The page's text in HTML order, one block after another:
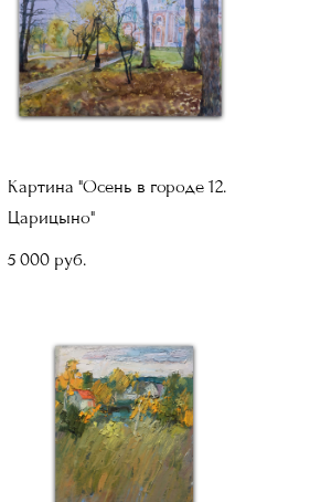
Картина "Осень в городе 12.
Царицыно"
5 000 pуб.